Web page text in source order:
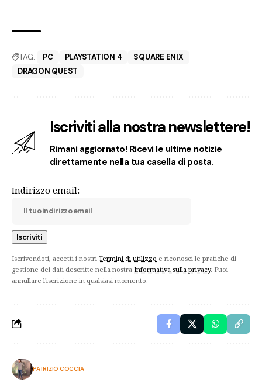
TAG: PC PLAYSTATION 4
SQUARE ENIX
DRAGON QUEST
Iscriviti alla nostra newslettere!
Rimani aggiornato! Ricevi le ultime notizie
direttamente nella tua casella di posta.
Indirizzo email:
Iscrivendoti, accetti i nostri Termini di utilizzo e riconosci le pratiche di
gestione dei dati descritte nella nostra Informativa sulla privacy. Puoi
annullare l'iscrizione in qualsiasi momento.
PATRIZIO COCCIA